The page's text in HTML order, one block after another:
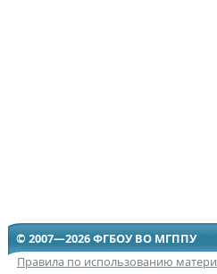
© 2007—2026 ФГБОУ ВО МГППУ
Правила по использованию